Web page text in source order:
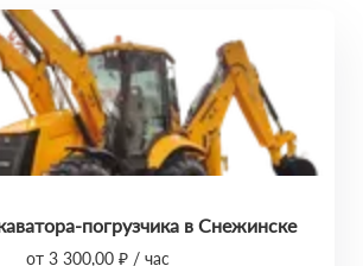
погрузчика в Снежинске
от 3 300,00 ₽ / час